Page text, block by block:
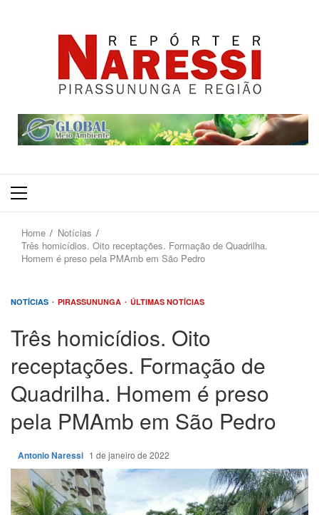
Primary
Home
Notícias
Três homicídios. Oito receptações. Formação de Quadrilha.
Homem é preso pela PMAmb em São Pedro
NOTÍCIAS PIRASSUNUNGA ÚLTIMAS NOTÍCIAS
Três homicídios. Oito
receptações. Formação de
Quadrilha. Homem é preso
pela PMAmb em São Pedro
Antonio Naressi 1 de janeiro de 2022